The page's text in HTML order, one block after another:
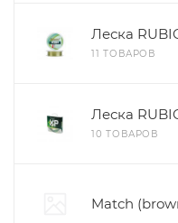
Леска
11 ТОВАРОВ
Леска
10 ТОВАРОВ
Match